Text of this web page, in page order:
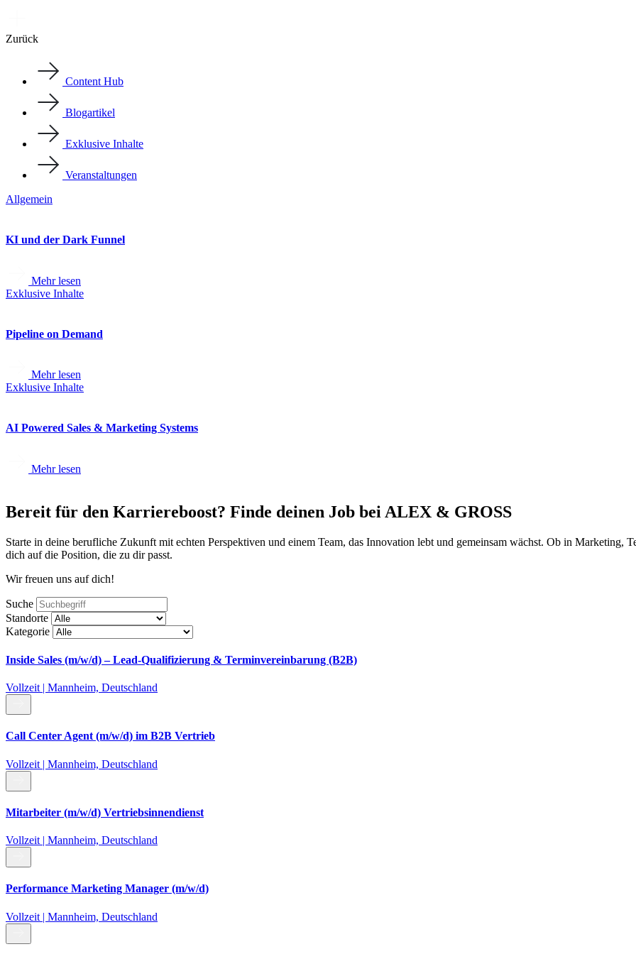
Zurück
Content Hub
Blogartikel
Exklusive Inhalte
Veranstaltungen
Allgemein
KI und der Dark Funnel
Mehr lesen
Exklusive Inhalte
Pipeline on Demand
Mehr lesen
Exklusive Inhalte
AI Powered Sales & Marketing Systems
Mehr lesen
Bereit für den Karriereboost? Finde deinen Job bei ALEX & GROSS
Starte in deine berufliche Zukunft mit echten Perspektiven und einem Team, das Innovation lebt und gemeinsam wächst. Ob in Marketing,
dich auf die Position, die zu dir passt.
Wir freuen uns auf dich!
Suche
Standorte
Kategorie
Inside Sales (m/w/d) – Lead-Qualifizierung & Terminvereinbarung (B2B)
Vollzeit | Mannheim, Deutschland
Call Center Agent (m/w/d) im B2B Vertrieb
Vollzeit | Mannheim, Deutschland
Mitarbeiter (m/w/d) Vertriebsinnendienst
Vollzeit | Mannheim, Deutschland
Performance Marketing Manager (m/w/d)
Vollzeit | Mannheim, Deutschland